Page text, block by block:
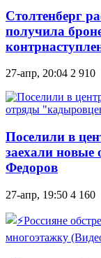
Столтенберг
получила
27-апр, 20:04 2 910
Поселили в
заехали
Федоров
27-апр, 19:50 4 160